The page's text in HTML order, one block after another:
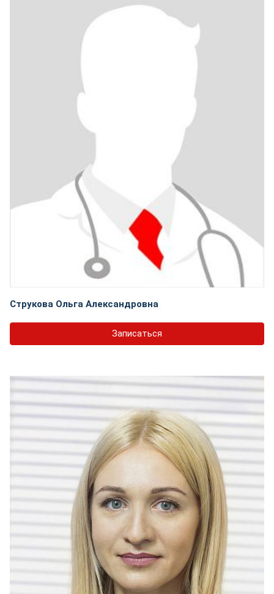
Струкова Ольга Александровна
Записаться